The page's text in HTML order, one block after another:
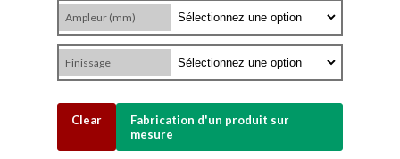
Ampleur (mm)
Finissage
Clear
Fabrication d'un produit sur
mesure